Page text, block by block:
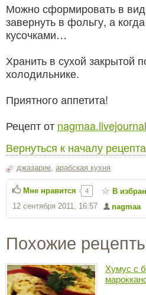
Можно сформировать в
завернуть в фольгу, а
кусочками…
Хранить в сухой закрытой
холодильнике.
Приятного аппетита!
Рецепт от
Вернуться к началу
джазарие, арабская кухня
nagmaa
12 сентября 2011, 16:57
Мне нравится 4 В
Похожие
Хумус с